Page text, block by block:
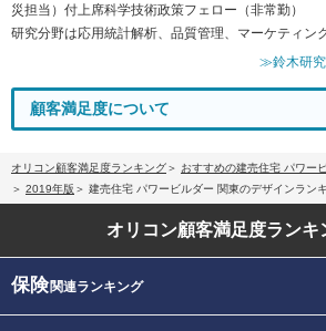
災担当）付上席科学技術政策フェロー（非常勤）
研究分野は応用統計解析、品質管理、マーケティング
≫鈴木研究
顧客満足度について
オリコン顧客満足度ランキング
おすすめの建売住宅 パワー
2019年版
建売住宅 パワービルダー 関東のデザインラン
オリコン顧客満足度ランキ
保険関連ランキング